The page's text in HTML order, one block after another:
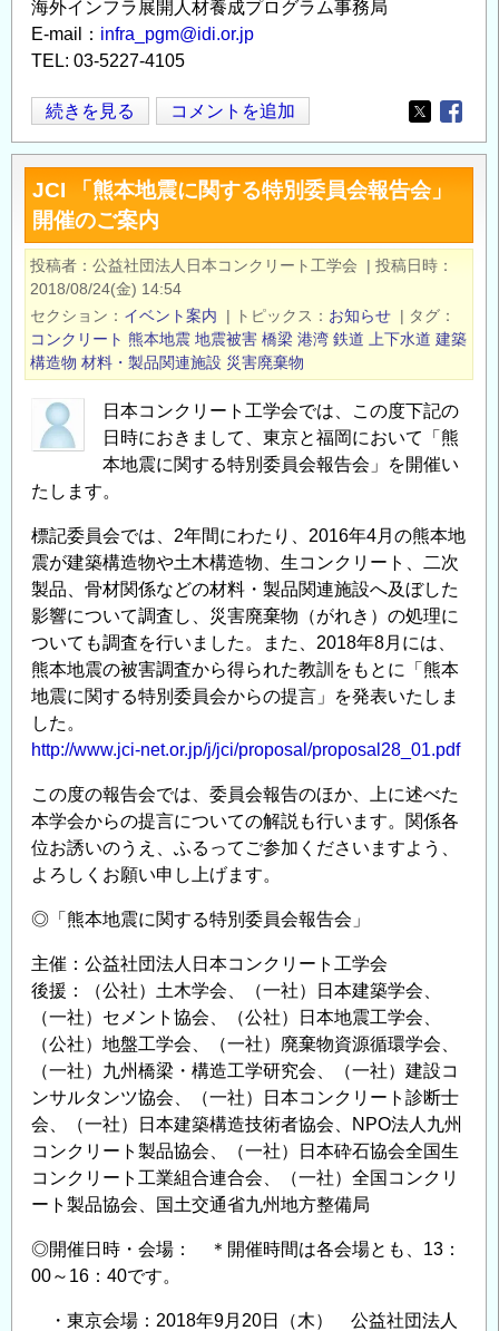
海外インフラ展開人材養成プログラム事務局
E-mail： infra_pgm@idi.or.jp
TEL: 03-5227-4105
【募
集】
令
和
３
年
度
「海
外
イ
フ
ラ
開
⼈
材
養
成
プ
ロ
グ
ラ
ム」
修
の
続きを見る コメントを追加
Opens in
JCI 「熊本地震に関する特別委員会報告会」
開催のご案内
投稿者 公益社団法人日本コンクリート工学会 | 投稿日時
2018/08/24(金) 14:54
セクション
イベント案内 | トピックス お知らせ | タグ
コンクリート 熊本地震 地震被害 橋梁 港湾 鉄道 上下水道 建築
構造物 材料・製品関連施設 災害廃棄物
日本コンクリート工学会では、この度下記の
日時におきまして、東京と福岡において「熊
本地震に関する特別委員会報告会」を開催い
たします。
標記委員会では、2年間にわたり、2016年4月の熊本地
震が建築構造物や土木構造物、生コンクリート、二次
製品、骨材関係などの材料・製品関連施設へ及ぼした
影響について調査し、災害廃棄物（がれき）の処理に
ついても調査を行いました。また、2018年8月には、
熊本地震の被害調査から得られた教訓をもとに「熊本
地震に関する特別委員会からの提言」を発表いたしま
した。
http://www.jci-net.or.jp/j/jci/proposal/proposal28_01.pdf
この度の報告会では、委員会報告のほか、上に述べた
本学会からの提言についての解説も行います。関係各
位お誘いのうえ、ふるってご参加くださいますよう、
よろしくお願い申し上げます。
◎「熊本地震に関する特別委員会報告会」
主催：公益社団法人日本コンクリート工学会
後援：（公社）土木学会、（一社）日本建築学会、
（一社）セメント協会、（公社）日本地震工学会、
（公社）地盤工学会、（一社）廃棄物資源循環学会、
（一社）九州橋梁・構造工学研究会、（一社）建設コ
ンサルタンツ協会、（一社）日本コンクリート診断士
会、（一社）日本建築構造技術者協会、NPO法人九州
コンクリート製品協会、（一社）日本砕石協会全国生
コンクリート工業組合連合会、（一社）全国コンクリ
ート製品協会、国土交通省九州地方整備局
◎開催日時・会場： ＊開催時間は各会場とも、13：
00～16：40です。
・東京会場：2018年9月20日（木） 公益社団法人